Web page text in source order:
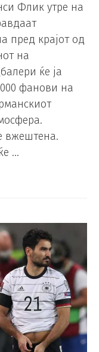
Флик утре на
пред крајот од
на
ќе ја
фанови на
вжештена.
…